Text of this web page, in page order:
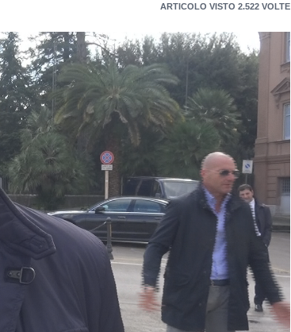
ARTICOLO VISTO 2.522 VOLTE